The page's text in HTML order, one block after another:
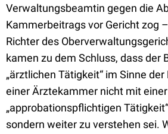
Verwaltungsbeamtin gegen die
Kammerbeitrags vor Gericht zog
Richter des
kamen zu dem Schluss, dass der
„ärztlichen Tätigkeit“ im Sinne
einer Ärztekammer nicht mit einer
„approbationspflichtigen
sondern weiter zu verstehen sei.